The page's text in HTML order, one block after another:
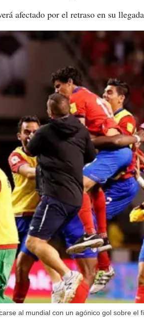
afectado por el retraso en su
al mundial con un agónico gol sobre el